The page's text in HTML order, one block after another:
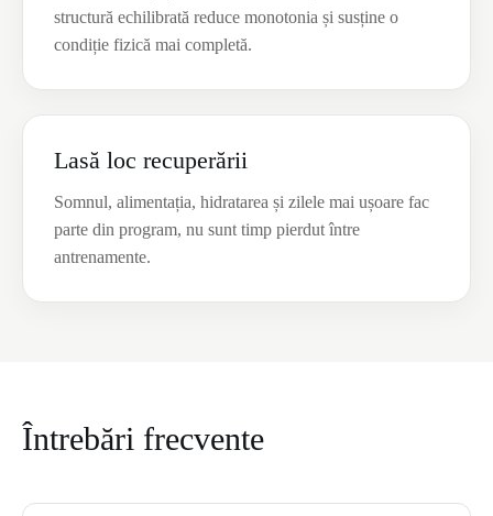
structură echilibrată reduce monotonia și susține o
condiție fizică mai completă.
Lasă loc recuperării
Somnul, alimentația, hidratarea și zilele mai ușoare fac
parte din program, nu sunt timp pierdut între
antrenamente.
Întrebări frecvente